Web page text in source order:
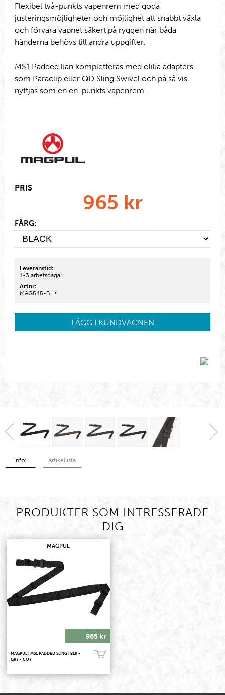
Flexibel två-punkts vapenrem med goda
justeringsmöjligheter och möjlighet att snabbt växla
och förvara vapnet säkert på ryggen när båda
händerna behövs till andra uppgifter.
MS1 Padded kan kompletteras med olika adapters
som Paraclip eller QD Sling Swivel och på så vis
nyttjas som en en-punkts vapenrem.
PRIS
965 kr
FÄRG:
Leveranstid:
1-3 arbetsdagar
Artnr:
MAG545-BLK
LÄGG I KUNDVAGNEN
Info: Artikellista
PRODUKTER SOM INTRESSERADE
DIG
MAGPUL
965 kr
MAGPUL | MS1 PADDED SLING | BLK -
GRY - COY
Köp!